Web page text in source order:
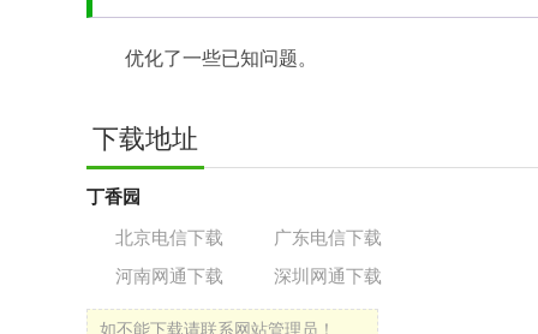
优化了一些已知问题。
下载地址
丁香园
北京电信下载
广东电信下载
河南网通下载
深圳网通下载
如不能下载请联系网站管理员！